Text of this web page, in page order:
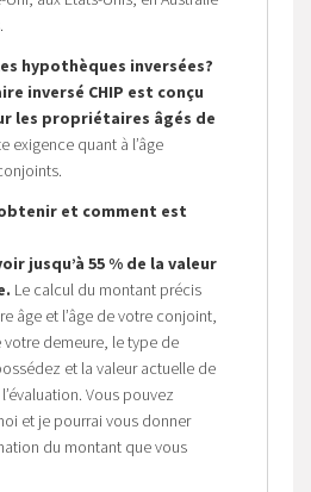
hypothèques inversées?
inversé CHIP est conçu
les propriétaires âgés de
exigence quant à l’âge
et comment est
jusqu’à 55 % de la valeur
Le calcul du montant précis
âge et l’âge de votre conjoint,
votre demeure, le type de
et la valeur actuelle de
Vous pouvez
et je pourrai vous donner
du montant que vous